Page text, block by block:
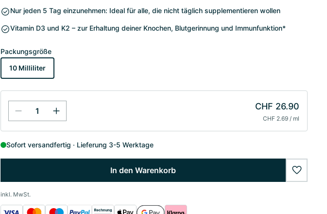
Nur jeden 5 Tag einzunehmen: Ideal für alle, die nicht täglich supplementieren wollen
Vitamin D3 und K2 – zur Erhaltung deiner Knochen, Blutgerinnung und Immunfunktion*
Packungsgröße
10 Milliliter
CHF 26.90
CHF 2.69 / ml
Sofort versandfertig Lieferung 3-5 Werktage
In den Warenkorb
inkl. MwSt.